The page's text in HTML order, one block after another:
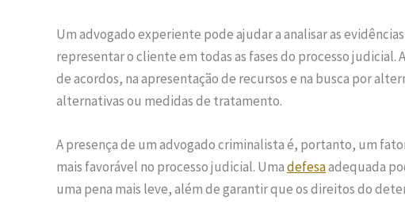
Um advogado experiente pode ajudar a analisar as
representar o cliente em todas as fases do processo judicial.
de acordos, na apresentação de recursos e na busca por
alternativas ou medidas de tratamento.
A presença de um advogado criminalista é, portanto, um
mais favorável no processo judicial. Umadefesaadequada
uma pena mais leve, além de garantir que os direitos do